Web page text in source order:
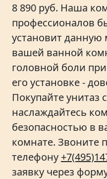
8 890 руб. Наша
профессионалов
установит данную
вашей ванной
головной боли
его установке -
Покупайте унитаз
наслаждайтесь
безопасностью в
комнате. Звоните
телефону
заявку через